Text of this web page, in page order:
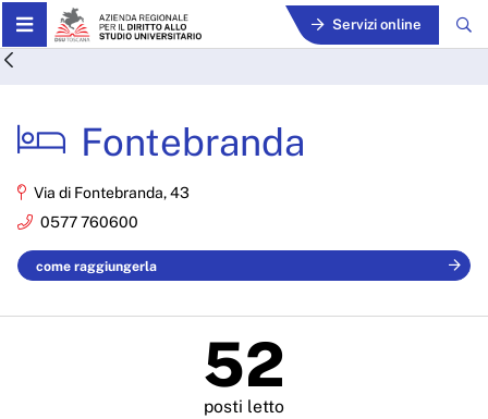
Skip to Main Content Servizi online
Fontebranda - ARDSU
Fontebranda
Via di Fontebranda, 43
0577 760600
come raggiungerla
52
posti letto